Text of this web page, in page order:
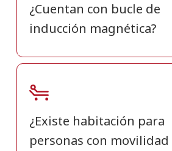
¿Cuentan con bucle de
inducción magnética?
¿Existe habitación para
personas con movilidad